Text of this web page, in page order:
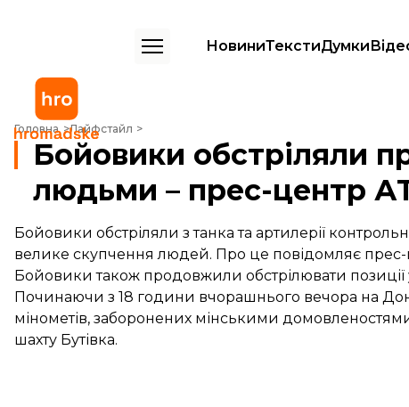
НовиниТекстиДумки
Головна Лайфстайл
Бойовики обстріляли пропускний пункт з людьми – прес-центр АТО
Бойовики обстріляли
людьми – прес-центр
Бойовики обстріляли з танка та артилерії
велике скупчення людей. Про це повідомляє
Бойовики також продовжили обстрілювати позиції
Починаючи з 18 години вчорашнього вечора на
мінометів, заборонених мінськими домовленостями
шахту Бутівка.